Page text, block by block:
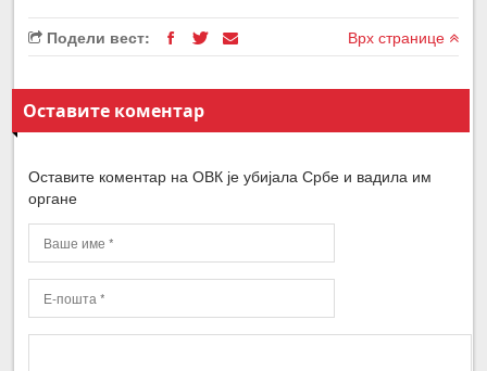
Подели вест: Врх странице
Оставите коментар
Оставите коментар на ОВК је убијала Србе и вадила им
органе